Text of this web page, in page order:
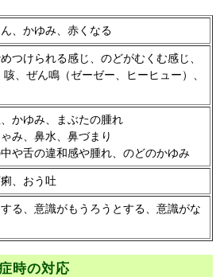
、かゆみ、赤くなる
つけられる感じ、のどがむくむ感じ、
、ぜん鳴（ゼーゼー、ヒーヒュー）、
かゆみ、まぶたの腫れ
み、鼻水、鼻づまり
や舌の違和感や腫れ、のどのかゆみ
、おう吐
る、意識がもうろうとする、意識がな
時の対応